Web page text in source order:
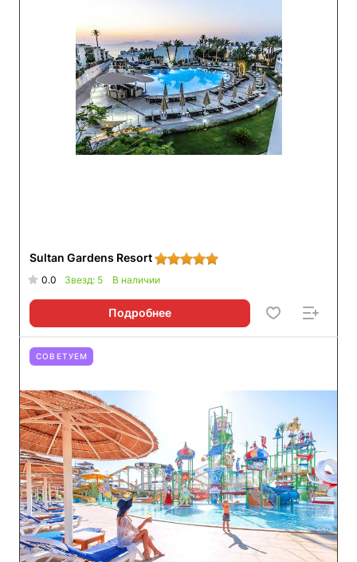
Sultan Gardens Resort
0.0 Звезд: 5 В наличии
Подробнее
СОВЕТУЕМ